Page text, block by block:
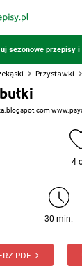
sezonowe przepisy i
Przystawki
4
30 min.
PDF